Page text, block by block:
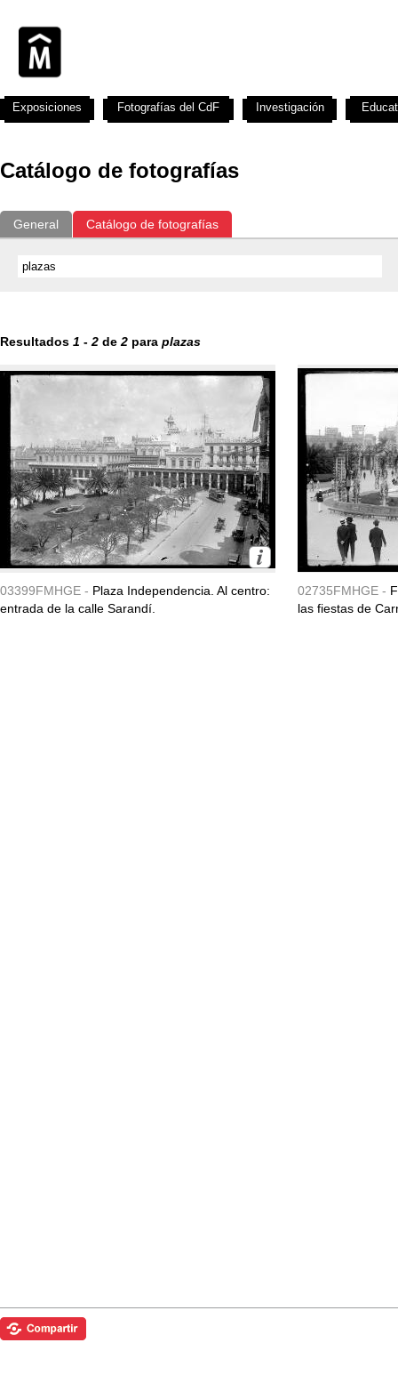
Catálogo de fotografías
General Catálogo de fotografías
Resultados 1 - 2 de 2 para plazas
03399FMHGE - Plaza Independencia. Al centro:
entrada de la calle Sarandí.
02735FMHGE -
las fiestas de
Exposiciones Fotografías del CdF Investigación